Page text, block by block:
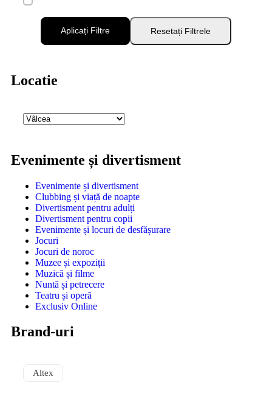
Aplicați Filtre Resetați Filtrele
Locatie
Evenimente și divertisment
Evenimente și divertisment
Clubbing și viață de noapte
Divertisment pentru adulți
Divertisment pentru copii
Evenimente și locuri de desfășurare
Jocuri
Jocuri de noroc
Muzee și expoziții
Muzică și filme
Nuntă și petrecere
Teatru și operă
Exclusiv Online
Brand-uri
Altex